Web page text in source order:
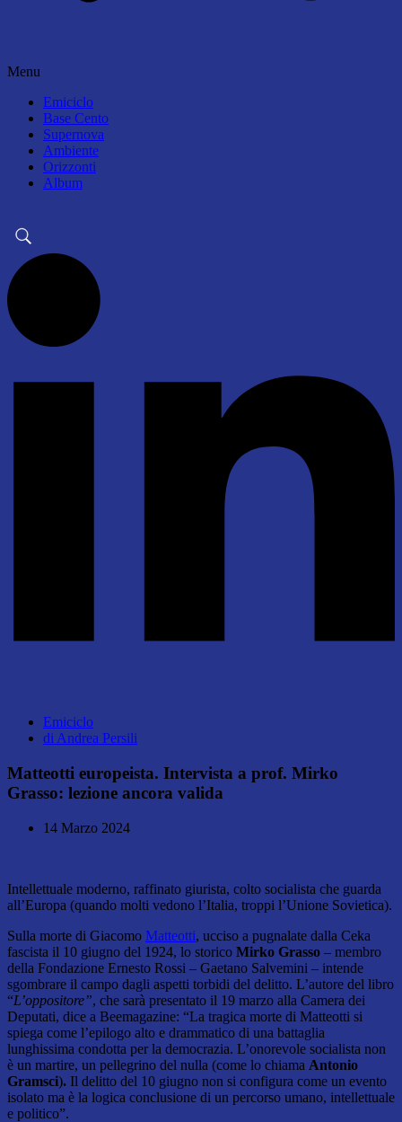
Menu
Emiciclo
Base Cento
Supernova
Ambiente
Orizzonti
Album
Emiciclo
diAndrea Persili
Matteotti europeista. Intervista a prof. Mirko
Grasso: lezione ancora valida
14 Marzo 2024
Intellettuale moderno, raffinato giurista, colto socialista che guarda
all’Europa (quando molti vedono l’Italia, troppi l’Unione Sovietica).
Sulla morte di Giacomo Matteotti, ucciso a pugnalate dalla Ceka
fascista il 10 giugno del 1924, lo storico Mirko Grasso – membro
della Fondazione Ernesto Rossi – Gaetano Salvemini – intende
sgombrare il campo dagli aspetti torbidi del delitto. L’autore del libro
“L’oppositore”, che sarà presentato il 19 marzo alla Camera dei
Deputati, dice a Beemagazine: “La tragica morte di Matteotti si
spiega come l’epilogo alto e drammatico di una battaglia
lunghissima condotta per la democrazia. L’onorevole socialista non
è un martire, un pellegrino del nulla (come lo chiama Antonio
Gramsci). Il delitto del 10 giugno non si configura come un evento
isolato ma è la logica conclusione di un percorso umano, intellettuale
e politico”.